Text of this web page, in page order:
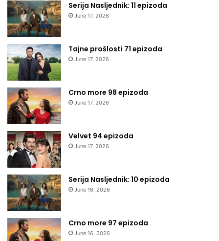
Serija Nasljednik: 11 epizoda
June 17, 2026
Tajne prošlosti 71 epizoda
June 17, 2026
Crno more 98 epizoda
June 17, 2026
Velvet 94 epizoda
June 17, 2026
Serija Nasljednik: 10 epizoda
June 16, 2026
Crno more 97 epizoda
June 16, 2026